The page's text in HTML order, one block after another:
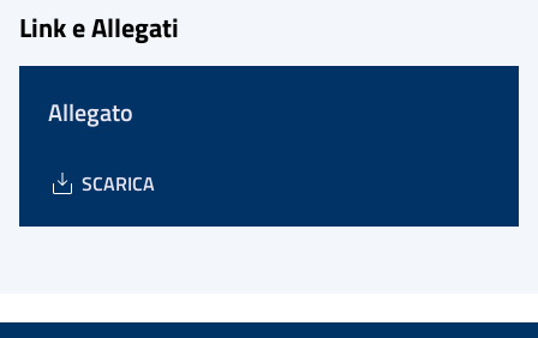
Link e Allegati
Allegato
SCARICA